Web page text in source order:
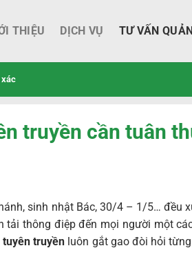
THIỆU DỊCH VỤ TƯ VẤN
xác
truyền cần tuân
sinh nhật Bác, 30/4 – 1/5… đều
thông điệp đến mọi người một
truyền luôn gắt gao đòi hỏi